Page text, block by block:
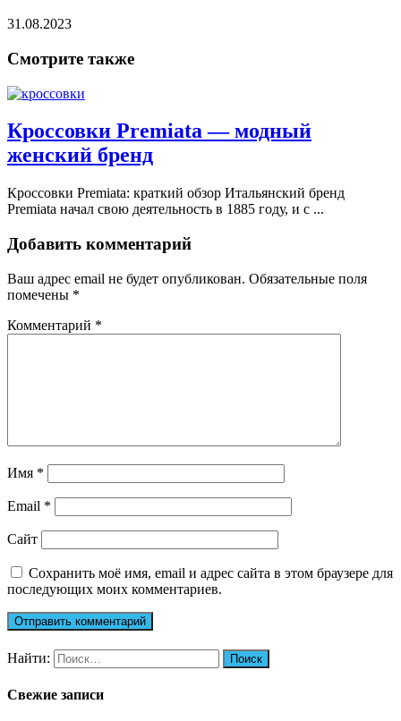
31.08.2023
Смотрите также
Кроссовки Premiata — модный
женский бренд
Кроссовки Premiata: краткий обзор Итальянский бренд
Premiata начал свою деятельность в 1885 году, и с ...
Добавить комментарий
Ваш адрес email не будет опубликован. Обязательные поля
помечены *
Комментарий *
Имя *
Email *
Сайт
Сохранить моё имя, email и адрес сайта в этом браузере для
последующих моих комментариев.
Найти:
Свежие записи